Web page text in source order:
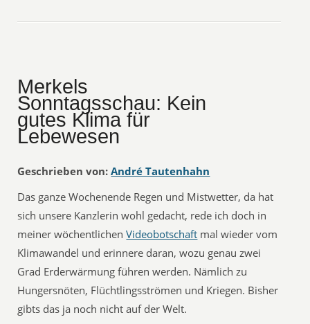
Merkels
Sonntagsschau: Kein
gutes Klima für
Lebewesen
Geschrieben von: André Tautenhahn
Das ganze Wochenende Regen und Mistwetter, da hat
sich unsere Kanzlerin wohl gedacht, rede ich doch in
meiner wöchentlichenVideobotschaft mal wieder vom
Klimawandel und erinnere daran, wozu genau zwei
Grad Erderwärmung führen werden. Nämlich zu
Hungersnöten, Flüchtlingsströmen und Kriegen. Bisher
gibts das ja noch nicht auf der Welt.